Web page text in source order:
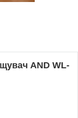
AND WL-